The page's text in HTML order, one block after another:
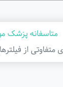
متاسفانه پزشک
متفاوتی از